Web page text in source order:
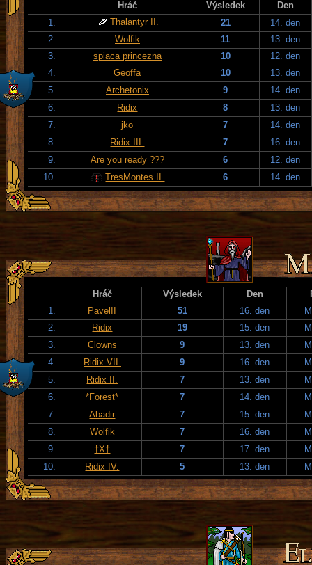
Hráč Výsledek
Den
1.
Thalantyr II. 21
14. den
2.
Wolfik 11
13. den
3.
spiaca princezna 10
12. den
4.
Geoffa 10
13. den
5.
Archetonix 9
14. den
6.
Ridix 8
13. den
7.
jko 7
14. den
8.
Ridix III. 7
16. den
9.
Are you ready ??? 6
12. den
10.
TresMontes II. 6 14. den
Hráč Výsledek Den
1.
PavelII 51 16. den
2.
Ridix 19 15. den
3.
Clowns 9 13. den
4.
Ridix VII. 9 16. den
5.
Ridix II. 7 13. den
6.
*Forest* 7 14. den
7.
Abadir 7 15. den
8.
Wolfik 7 16. den
9.
†X† 7 17. den
10.
Ridix IV. 5 13. den